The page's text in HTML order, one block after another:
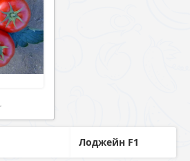
Лоджейн F1